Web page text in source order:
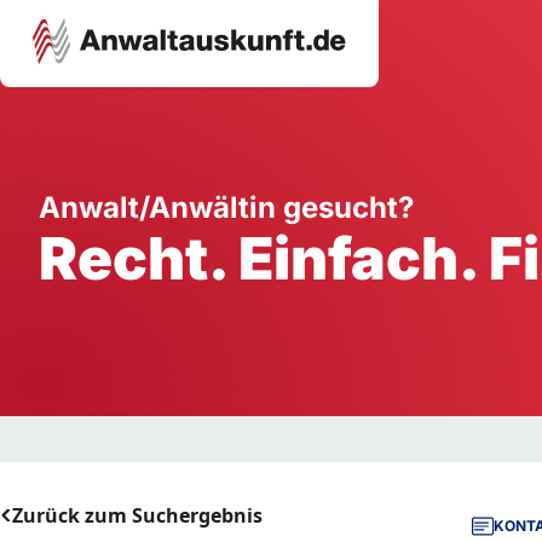
Ausbildung
Handwerk
Dienstleistung
Anwalt/Anwältin gesucht?
Recht. Einfach.
Zurück zum Suchergebnis